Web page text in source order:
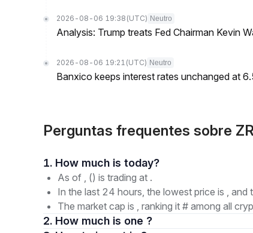
2026-08-06 19:38 (UTC) Neutro
Analysis: Trump treats Fed Chairman Kevin
2026-08-06 19:21 (UTC) Neutro
Banxico keeps interest rates unchanged at
Perguntas frequentes sobre
1. How much is today?
As of , () is trading at .
In the last 24 hours, the lowest price is , and
The market cap is , ranking it # among all
2. How much is one ?